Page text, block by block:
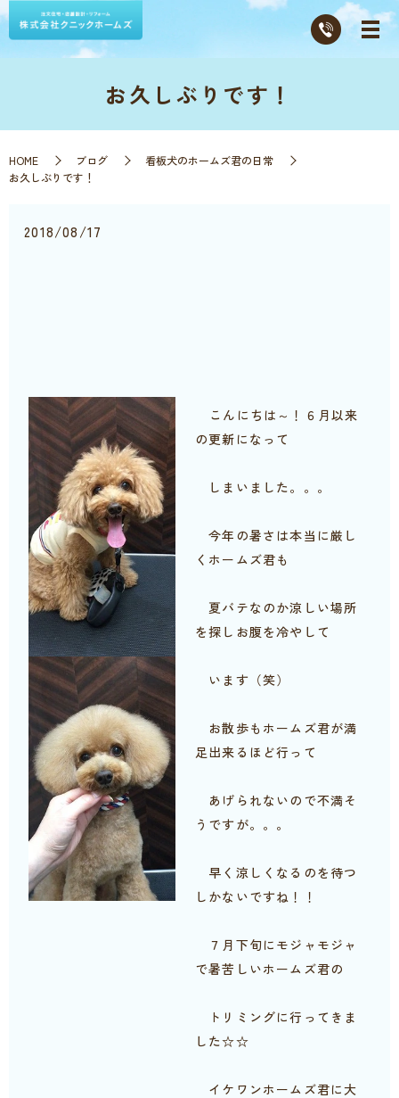
お久しぶりです！
HOME ブログ
看板犬のホームズ君の日常
お久しぶりです！
2018/08/17
こんにちは～！６月以来
の更新になって
しまいました。。。
今年の暑さは本当に厳し
くホームズ君も
夏バテなのか涼しい場所
を探しお腹を冷やして
います（笑）
お散歩もホームズ君が満
足出来るほど行って
あげられないので不満そ
うですが。。。
早く涼しくなるのを待つ
しかないですね！！
７月下旬にモジャモジャ
で暑苦しいホームズ君の
トリミングに行ってきま
した☆☆
イケワンホームズ君に大